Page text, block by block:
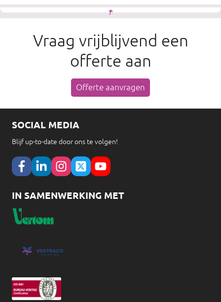
Vraag vrijblijvend een
offerte aan
Offerte aanvragen
SOCIAL MEDIA
Blijf up-to-date door ons te volgen!
IN SAMENWERKING MET